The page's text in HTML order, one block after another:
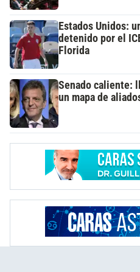
Estados Unidos:
detenido por el
Florida
Senado caliente:
un mapa de